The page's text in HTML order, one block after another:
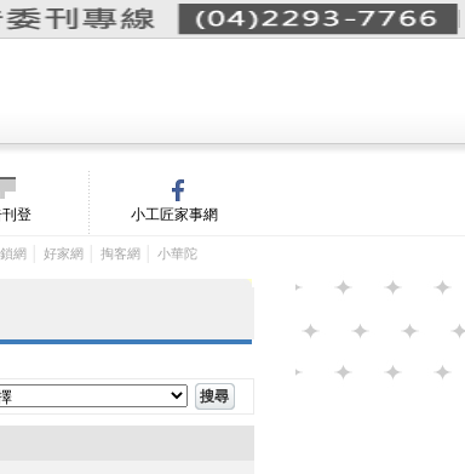
詢價單(0
登 小工匠家事網
網 好家網 掏客網 小華陀